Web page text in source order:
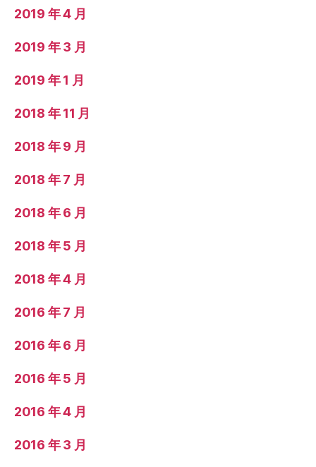
2019 年 4 月
2019 年 3 月
2019 年 1 月
2018 年 11 月
2018 年 9 月
2018 年 7 月
2018 年 6 月
2018 年 5 月
2018 年 4 月
2016 年 7 月
2016 年 6 月
2016 年 5 月
2016 年 4 月
2016 年 3 月